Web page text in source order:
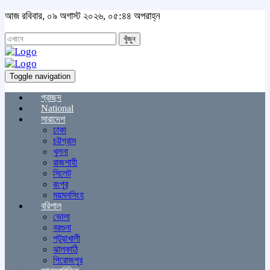
আজ রবিবার, ০৯ অগাস্ট ২০২৬, ০৫:৪৪ অপরাহ্ন
খুঁজুন
Toggle navigation
প্রচ্ছদ
National
সারাদেশ
ঢাকা
চট্টগ্রাম
খুলনা
রাজশাহী
সিলেট
রংপুর
ময়মনসিংহ
বরিশাল
ভোলা
বরগুনা
পটুয়াখালী
ঝালকাঠি
পিরোজপুর